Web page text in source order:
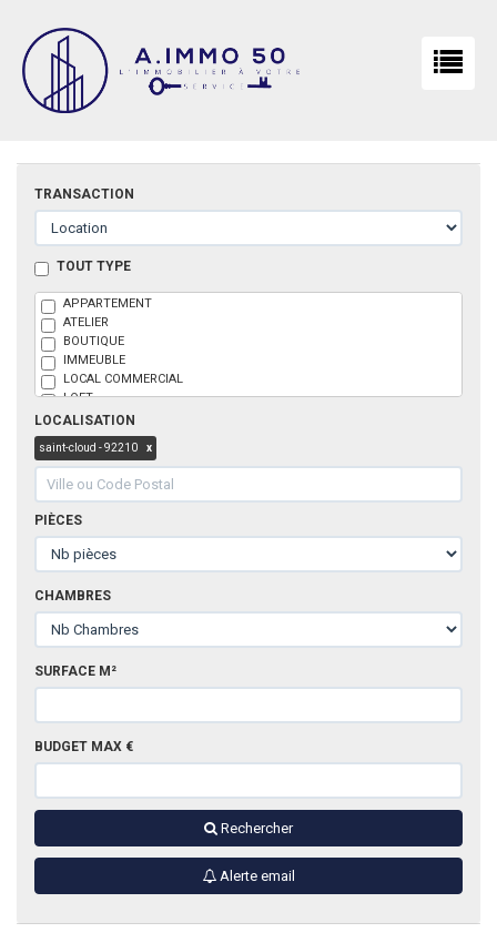
TRANSACTION
TOUT TYPE
APPARTEMENT
ATELIER
BOUTIQUE
IMMEUBLE
LOCAL COMMERCIAL
LOFT
MAISON
PARKING
BOX
TERRAIN
BUREAU
LOCALISATION
saint-cloud - 92210 x
PIÈCES
CHAMBRES
SURFACE M²
BUDGET MAX €
Rechercher
Alerte email